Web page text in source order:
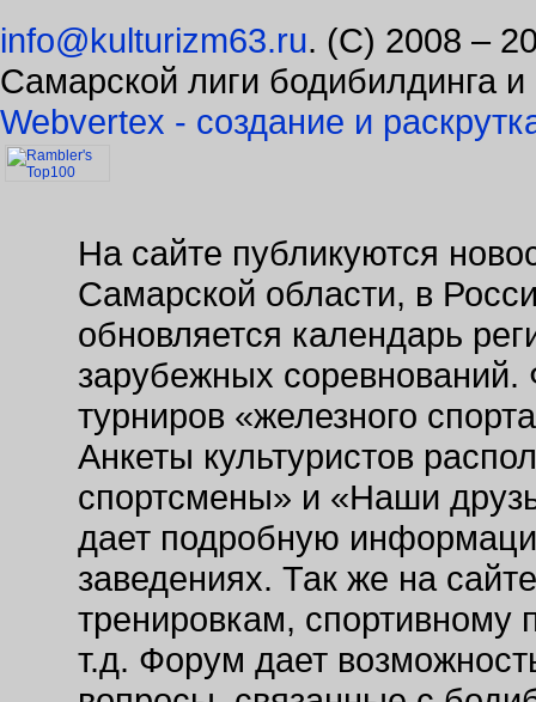
info@kulturizm63.ru
. (C) 2008 –
Самарской лиги бодибилдинга
Webvertex - создание и
На сайте публикуются
Самарской области, в
обновляется календарь
зарубежных соревнований.
турниров «железного
Анкеты культуристов
спортсмены» и «Наши
дает подробную
заведениях. Так же на
тренировкам, спортивному
т.д. Форум дает
вопросы, связанные с